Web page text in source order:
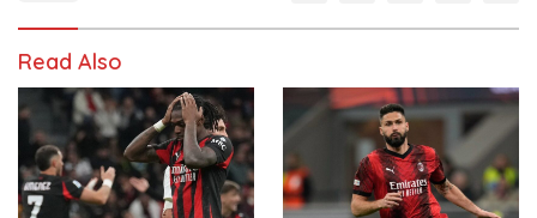
Read Also